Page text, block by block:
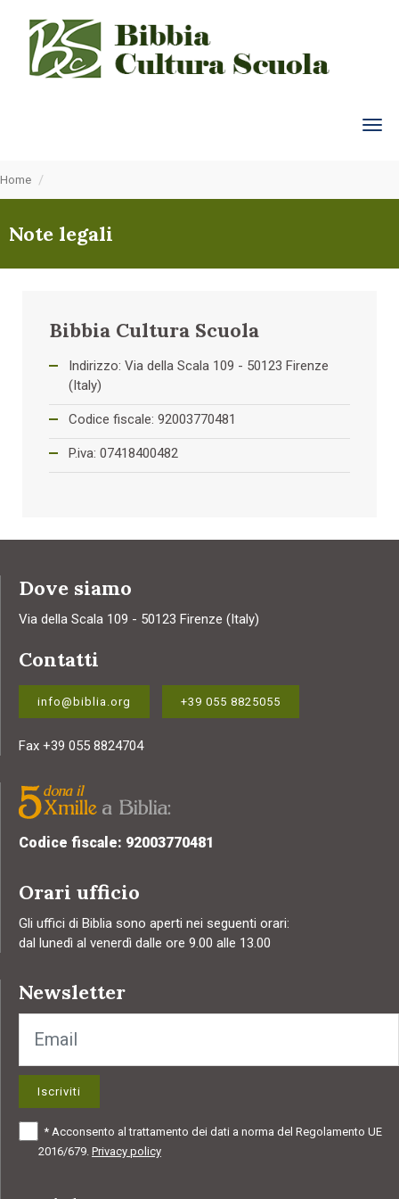
Home
Note legali
Bibbia Cultura Scuola
Indirizzo: Via della Scala 109 - 50123 Firenze
(Italy)
Codice fiscale: 92003770481
P.iva: 07418400482
Dove siamo
Via della Scala 109 - 50123 Firenze (Italy)
Contatti
info@biblia.org +39 055 8825055
Fax +39 055 8824704
Codice fiscale: 92003770481
Orari ufficio
Gli uffici di Biblia sono aperti nei seguenti orari:
dal lunedì al venerdì dalle ore 9.00 alle 13.00
Newsletter
Iscriviti
* Acconsento al trattamento dei dati a norma del Regolamento UE
2016/679. Privacy policy